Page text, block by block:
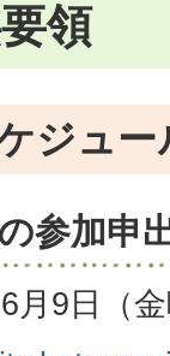
領
ジュー
参加申
月9日（